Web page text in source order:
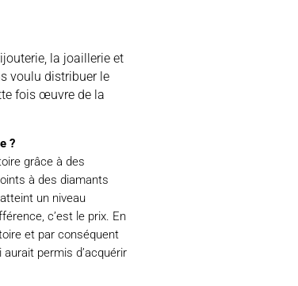
la joaillerie et
voulu distribuer le
fois œuvre de la
?
grâce à des
à des diamants
un niveau
c’est le prix. En
et par conséquent
permis d’acquérir